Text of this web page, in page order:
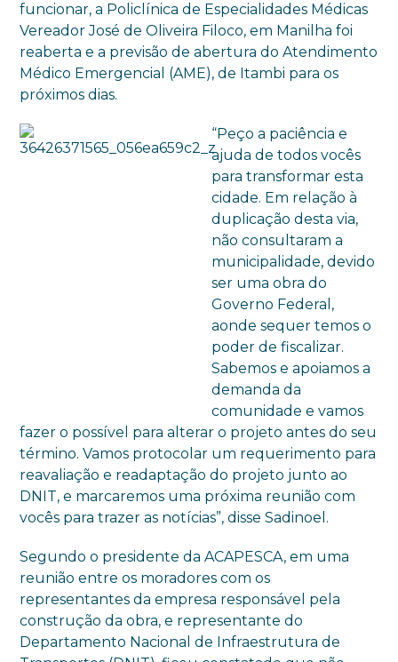
funcionar, a Policlínica de Especialidades Médicas
Vereador José de Oliveira Filoco, em Manilha foi
reaberta e a previsão de abertura do Atendimento
Médico Emergencial (AME), de Itambi para os
próximos dias.
“Peço a paciência e
ajuda de todos vocês
para transformar esta
cidade. Em relação à
duplicação desta via,
não consultaram a
municipalidade, devido
ser uma obra do
Governo Federal,
aonde sequer temos o
poder de fiscalizar.
Sabemos e apoiamos a
demanda da
comunidade e vamos
fazer o possível para alterar o projeto antes do seu
término. Vamos protocolar um requerimento para
reavaliação e readaptação do projeto junto ao
DNIT, e marcaremos uma próxima reunião com
vocês para trazer as notícias”, disse Sadinoel.
Segundo o presidente da ACAPESCA, em uma
reunião entre os moradores com os
representantes da empresa responsável pela
construção da obra, e representante do
Departamento Nacional de Infraestrutura de